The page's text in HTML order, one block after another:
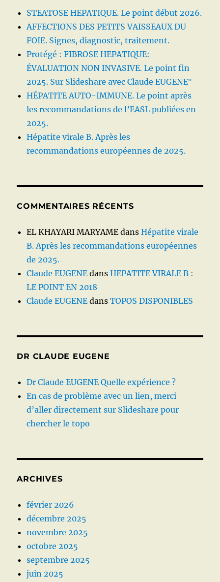
STEATOSE HEPATIQUE. Le point début 2026.
AFFECTIONS DES PETITS VAISSEAUX DU
FOIE. Signes, diagnostic, traitement.
Protégé : FIBROSE HEPATIQUE:
ÉVALUATION NON INVASIVE. Le point fin
2025. Sur Slideshare avec Claude EUGENE°
HÉPATITE AUTO-IMMUNE. Le point après
les recommandations de l’EASL publiées en
2025.
Hépatite virale B. Après les
recommandations européennes de 2025.
COMMENTAIRES RÉCENTS
EL KHAYARI MARYAME dansHépatite virale
B. Après les recommandations européennes
de 2025.
Claude EUGENE dansHEPATITE VIRALE B :
LE POINT EN 2018
Claude EUGENE dansTOPOS DISPONIBLES
DR CLAUDE EUGENE
Dr Claude EUGENE Quelle expérience ?
En cas de problème avec un lien, merci
d’aller directement sur Slideshare pour
chercher le topo
ARCHIVES
février 2026
décembre 2025
novembre 2025
octobre 2025
septembre 2025
juin 2025